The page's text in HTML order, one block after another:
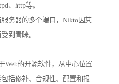
、http等。
务器的多个端口，Nikto因其
到青睐。
Web的开源软件，从中心位置
括修补、合规性、配置和报